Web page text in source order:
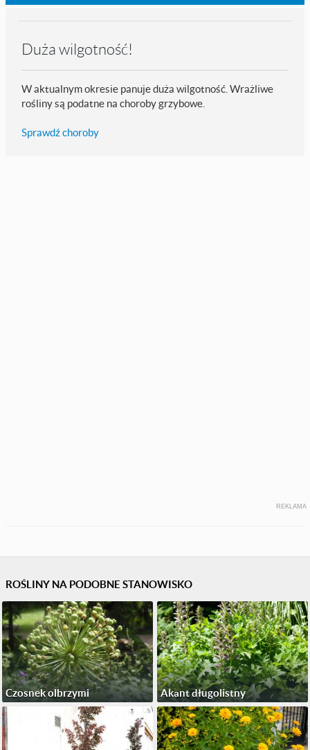
Duża wilgotność!
W aktualnym okresie panuje duża wilgotność. Wrażliwe
rośliny są podatne na choroby grzybowe.
Sprawdź choroby
REKLAMA
ROŚLINY NA PODOBNE STANOWISKO
Czosnek olbrzymi Akant długolistny